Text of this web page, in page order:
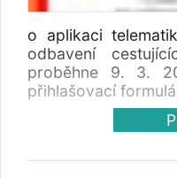
o aplikaci
odbavení
proběhne 9. 3.
přihlašovací